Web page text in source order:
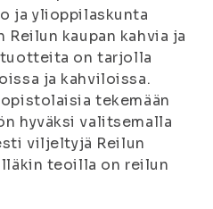
ja ylioppilaskunta
kaupan kahvia ja
tuotteita on tarjolla
ja kahviloissa.
tekemään
hyväksi valitsemalla
viljeltyjä Reilun
teoilla on reilun